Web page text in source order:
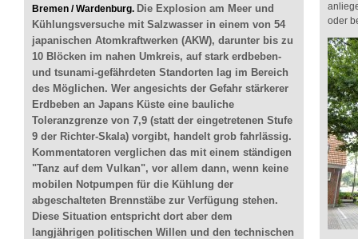
Bremen / Wardenburg. Die Explosion am Meer und
Kühlungsversuche mit Salzwasser in einem von 54
japanischen Atomkraftwerken (AKW), darunter bis zu
10 Blöcken im nahen Umkreis, auf stark erdbeben-
und tsunami-gefährdeten Standorten lag im Bereich
des Möglichen. Wer angesichts der Gefahr stärkerer
Erdbeben an Japans Küste eine bauliche
Toleranzgrenze von 7,9 (statt der eingetretenen Stufe
9 der Richter-Skala) vorgibt, handelt grob fahrlässig.
Kommentatoren verglichen das mit einem ständigen
"Tanz auf dem Vulkan", vor allem dann, wenn keine
mobilen Notpumpen für die Kühlung der
abgeschalteten Brennstäbe zur Verfügung stehen.
Diese Situation entspricht dort aber dem
langjährigen politischen Willen und den technischen
oder